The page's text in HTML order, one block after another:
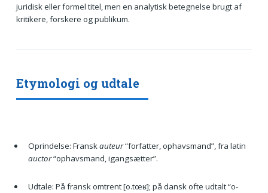
juridisk eller formel titel, men en analytisk betegnelse brugt af
kritikere, forskere og publikum.
Etymologi og udtale
Oprindelse: Franskauteur“forfatter, ophavsmand”, fra latin
auctor“ophavsmand, igangsætter”.
Udtale: På fransk omtrent [o.tœʁ]; på dansk ofte udtalt “o-